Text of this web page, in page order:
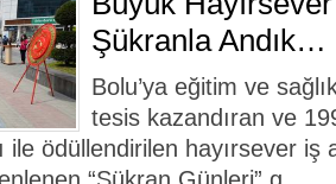
Şükranla Andık…
Bolu’ya eğitim ve
tesis kazandıran ve
ile ödüllendirilen hayırsever iş